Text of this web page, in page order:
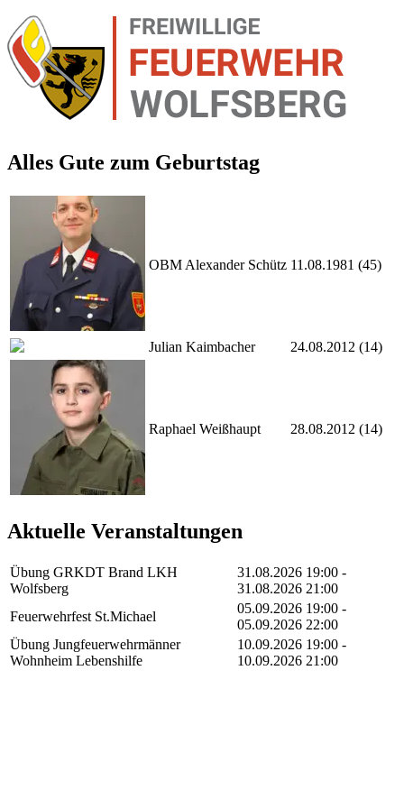
Alles Gute zum Geburtstag
OBM Alexander Schütz 11.08.1981 (45)
Julian Kaimbacher 24.08.2012 (14)
Raphael Weißhaupt 28.08.2012 (14)
Aktuelle Veranstaltungen
Übung GRKDT Brand LKH
Wolfsberg
31.08.2026 19:00 -
31.08.2026 21:00
Feuerwehrfest St.Michael
05.09.2026 19:00 -
05.09.2026 22:00
Übung Jungfeuerwehrmänner
Wohnheim Lebenshilfe
10.09.2026 19:00 -
10.09.2026 21:00